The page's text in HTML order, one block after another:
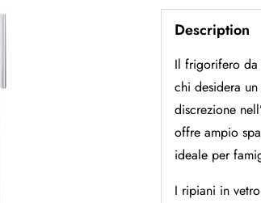
Description
Il frigorifero da
chi desidera
discrezione
offre ampio
ideale per
I ripiani in